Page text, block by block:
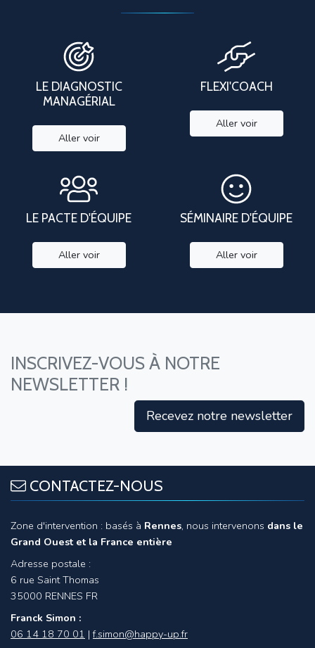
LE DIAGNOSTIC
MANAGÉRIAL
Aller voir
FLEXI'COACH
Aller voir
LE PACTE D'ÉQUIPE
Aller voir
SÉMINAIRE D'ÉQUIPE
Aller voir
INSCRIVEZ-VOUS À NOTRE
NEWSLETTER !
Recevez notre newsletter
CONTACTEZ-NOUS
Zone d'intervention : basés à Rennes, nous intervenons dans le
Grand Ouest et la France entière
Adresse postale :
6 rue Saint Thomas
35000 RENNES FR
Franck Simon :
06 14 18 70 01 |f.simon@happy-up.fr